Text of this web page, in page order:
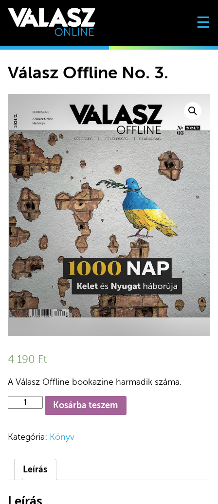
☰
Válasz Offline No. 3.
4 190 Ft
A Válasz Offline bookazine harmadik száma.
Válasz
Offline
mennyiség
Kosárba teszem
Kategória: Könyv
Leírás